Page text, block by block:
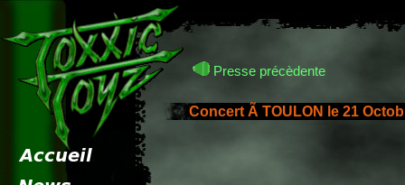
Presse précèdente
Concert Ã TOULON le 21